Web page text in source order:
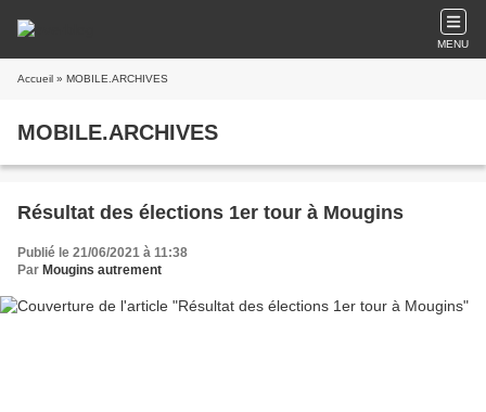
MENU
Accueil » MOBILE.ARCHIVES
MOBILE.ARCHIVES
Résultat des élections 1er tour à Mougins
Publié le 21/06/2021 à 11:38
Par Mougins autrement